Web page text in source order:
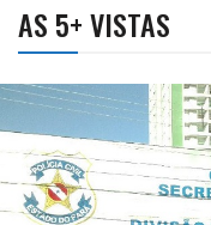
AS 5+ VISTAS